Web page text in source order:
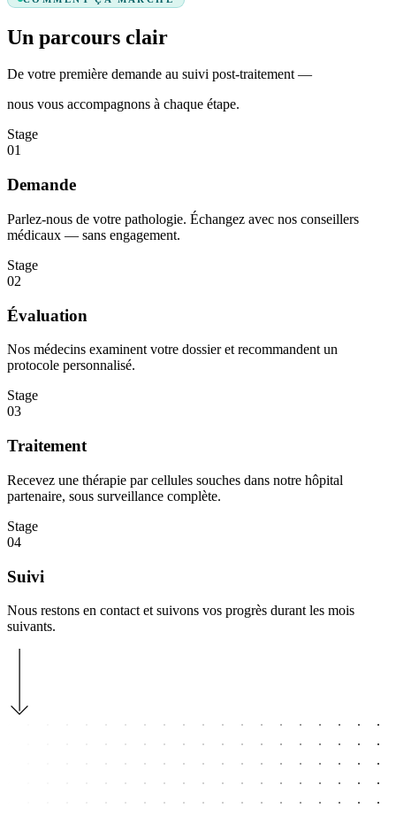
Un parcours clair
De votre première demande au suivi post-traitement —
nous vous accompagnons à chaque étape.
Stage
01
Demande
Parlez-nous de votre pathologie. Échangez avec nos conseillers
médicaux — sans engagement.
Stage
02
Évaluation
Nos médecins examinent votre dossier et recommandent un
protocole personnalisé.
Stage
03
Traitement
Recevez une thérapie par cellules souches dans notre hôpital
partenaire, sous surveillance complète.
Stage
04
Suivi
Nous restons en contact et suivons vos progrès durant les mois
suivants.